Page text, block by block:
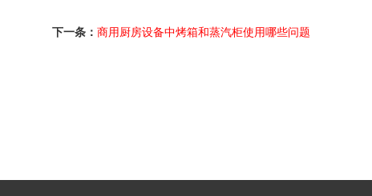
下一条： 商用厨房设备中烤箱和蒸汽柜使用哪些问题